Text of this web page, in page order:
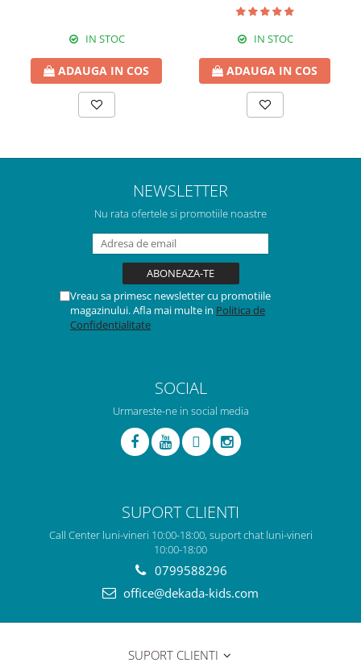
IN STOC
ADAUGA IN COS
IN STOC
ADAUGA IN COS
NEWSLETTER
Nu rata ofertele si promotiile noastre
Vreau sa primesc newsletter cu promotiile
magazinului. Afla mai multe in Politica de
Confidentialitate
SOCIAL
Urmareste-ne in social media
SUPORT CLIENTI
Call Center luni-vineri 10:00-18:00, suport chat luni-vineri
10:00-18:00
0799588296
office@dekada-kids.com
SUPORT CLIENTI